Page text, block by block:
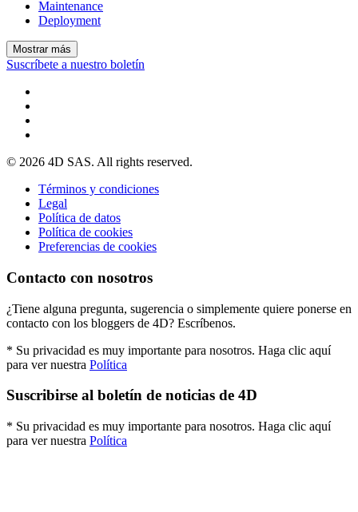
Maintenance
Deployment
Mostrar más
Suscríbete a nuestro boletín
© 2026 4D SAS. All rights reserved.
Términos y condiciones
Legal
Política de datos
Política de cookies
Preferencias de cookies
Contacto con nosotros
¿Tiene alguna pregunta, sugerencia o simplemente quiere ponerse en
contacto con los bloggers de 4D? Escríbenos.
* Su privacidad es muy importante para nosotros. Haga clic aquí
para ver nuestra Política
Suscribirse al boletín de noticias de 4D
* Su privacidad es muy importante para nosotros. Haga clic aquí
para ver nuestra Política